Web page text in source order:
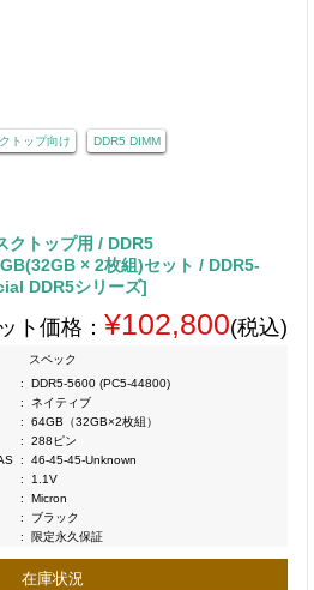
トップ向け DDR5 DIMM
クトップ用 / DDR5
× 2枚組)セット / DDR5-
DDR5シリーズ]
ト価格： ¥102,800(税込)
スペック
:
DDR5-5600 (PC5-44800)
:
ネイティブ
:
64GB（32GB×2枚組）
:
288ピン
:
46-45-45-Unknown
:
1.1V
:
Micron
:
ブラック
: 限定永久保証
在庫状況